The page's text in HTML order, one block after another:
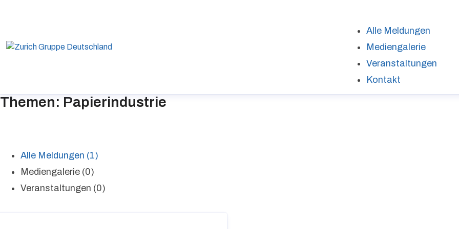
Alle Meldungen
Mediengalerie
Veranstaltungen
Kontakt
Themen: Papierindustrie
Alle Meldungen (1)
Mediengalerie (0)
Veranstaltungen (0)